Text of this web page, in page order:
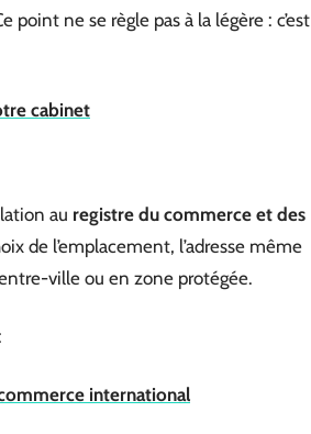
point ne se règle pas à la légère : c’est
cabinet
au registre du commerce et des
de l’emplacement, l’adresse même
ville ou en zone protégée.
international